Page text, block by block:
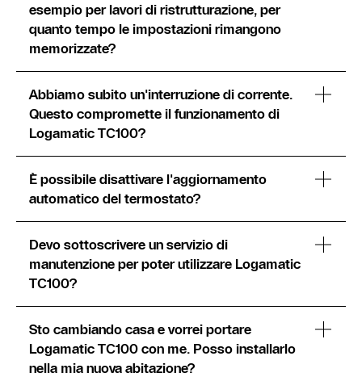
esempio per lavori di ristrutturazione, per
quanto tempo le impostazioni rimangono
memorizzate?
Abbiamo subito un'interruzione di corrente.
Questo compromette il funzionamento di
Logamatic TC100?
È possibile disattivare l'aggiornamento
automatico del termostato?
Devo sottoscrivere un servizio di
manutenzione per poter utilizzare Logamatic
TC100?
Sto cambiando casa e vorrei portare
Logamatic TC100 con me. Posso installarlo
nella mia nuova abitazione?